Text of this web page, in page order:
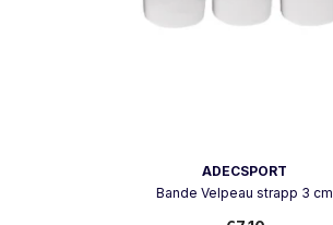
ADECSPORT
Bande Velpeau strapp 3 cm